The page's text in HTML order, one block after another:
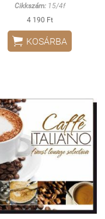
Cikkszám:15/4f
4 190 Ft
 KOSÁRBA